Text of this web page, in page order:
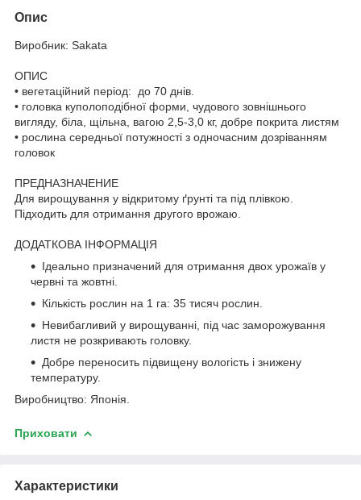
Опис
Виробник: Sakata
ОПИС
• вегетаційний період: до 70 днів.
• головка куполоподібної форми, чудового зовнішнього
вигляду, біла, щільна, вагою 2,5-3,0 кг, добре покрита листям
• рослина середньої потужності з одночасним дозріванням
головок
ПРЕДНАЗНАЧЕНИЕ
Для вирощування у відкритому ґрунті та під плівкою.
Підходить для отримання другого врожаю.
ДОДАТКОВА ІНФОРМАЦІЯ
Ідеально призначений для отримання двох урожаїв у
червні та жовтні.
Кількість рослин на 1 га: 35 тисяч рослин.
Невибагливий у вирощуванні, під час заморожування
листя не розкривають головку.
Добре переносить підвищену вологість і знижену
температуру.
Виробництво: Японія.
Приховати
Характеристики